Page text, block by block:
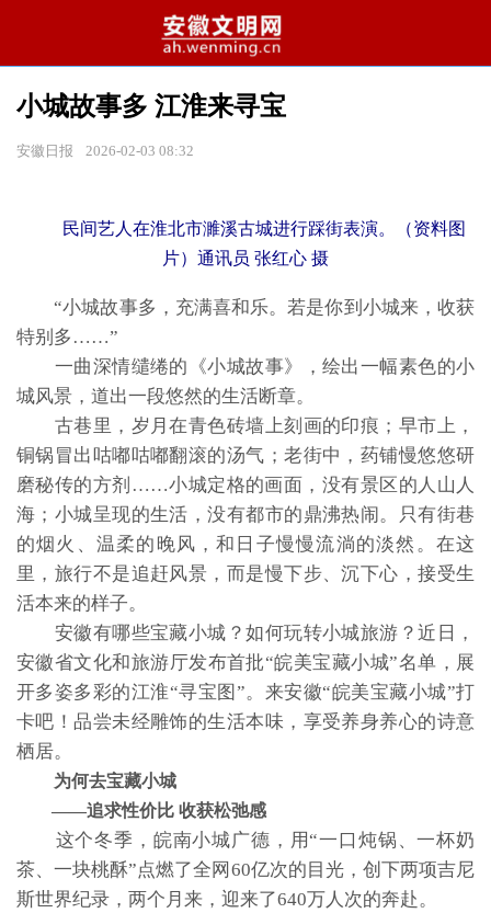
小城故事多 江淮来寻宝
安徽日报 2026-02-03 08:32
民间艺人在淮北市濉溪古城进行踩街表演。（资料图
片）通讯员 张红心 摄
“小城故事多，充满喜和乐。若是你到小城来，收获
特别多……”
一曲深情缱绻的《小城故事》，绘出一幅素色的小
城风景，道出一段悠然的生活断章。
古巷里，岁月在青色砖墙上刻画的印痕；早市上，
铜锅冒出咕嘟咕嘟翻滚的汤气；老街中，药铺慢悠悠研
磨秘传的方剂……小城定格的画面，没有景区的人山人
海；小城呈现的生活，没有都市的鼎沸热闹。只有街巷
的烟火、温柔的晚风，和日子慢慢流淌的淡然。在这
里，旅行不是追赶风景，而是慢下步、沉下心，接受生
活本来的样子。
安徽有哪些宝藏小城？如何玩转小城旅游？近日，
安徽省文化和旅游厅发布首批“皖美宝藏小城”名单，展
开多姿多彩的江淮“寻宝图”。来安徽“皖美宝藏小城”打
卡吧！品尝未经雕饰的生活本味，享受养身养心的诗意
栖居。
为何去宝藏小城
——追求性价比 收获松弛感
这个冬季，皖南小城广德，用“一口炖锅、一杯奶
茶、一块桃酥”点燃了全网60亿次的目光，创下两项吉尼
斯世界纪录，两个月来，迎来了640万人次的奔赴。